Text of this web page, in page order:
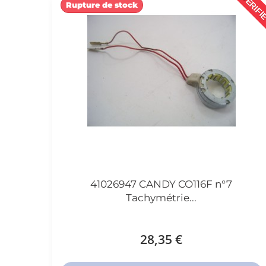
41026947 CANDY CO116F n°7
Tachymétrie...
28,35 €
Rupture de stock